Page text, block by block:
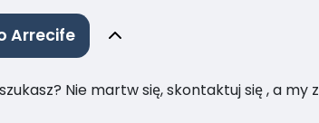
Arrecife
Nie martw się, skontaktuj się , a my z